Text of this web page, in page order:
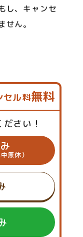
し、キャンセ
ん。
セル料無料
さい！
無休）